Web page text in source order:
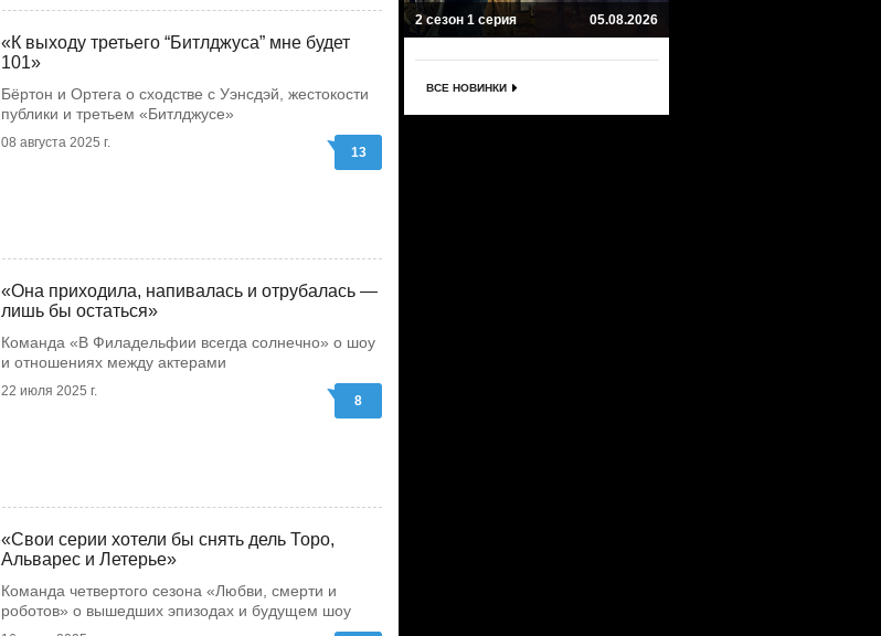
«К выходу третьего “Битлджуса” мне будет
101»
Бёртон и Ортега о сходстве с Уэнсдэй, жестокости
публики и третьем «Битлджусе»
08 августа 2025 г.
13
«Она приходила, напивалась и отрубалась —
лишь бы остаться»
Команда «В Филадельфии всегда солнечно» о шоу
и отношениях между актерами
22 июля 2025 г.
8
«Свои серии хотели бы снять дель Торо,
Альварес и Летерье»
Команда четвертого сезона «Любви, смерти и
роботов» о вышедших эпизодах и будущем шоу
2 сезон 1 серия 05.08.2026
ВСЕ НОВИНКИ